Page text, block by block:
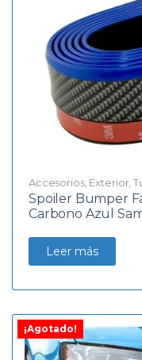
Accesorios, Exterior,
Spoiler Bumper
Carbono Azul
Leer más
¡Agotado!